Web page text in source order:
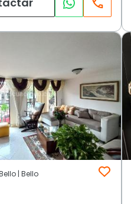
| Bello